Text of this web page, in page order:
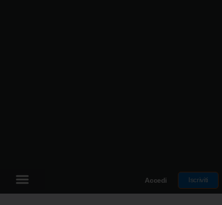
Accedi Iscriviti